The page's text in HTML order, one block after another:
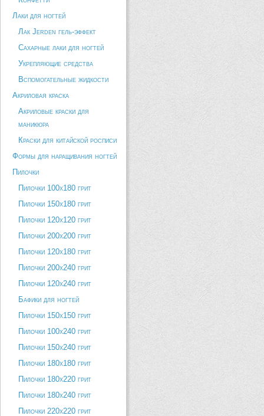
Лаки для ногтей
Лак Jerden гель-эффект
Сахарные лаки для ногтей
Укрепляющие средства
Вспомогательные жидкости
Акриловая краска
Акриловые краски для
маникюра
Краски для китайской росписи
Формы для наращивания ногтей
Пилочки
Пилочки 100х180 грит
Пилочки 150х180 грит
Пилочки 120х120 грит
Пилочки 200х200 грит
Пилочки 120х180 грит
Пилочки 200х240 грит
Пилочки 120х240 грит
Бафики для ногтей
Пилочки 150х150 грит
Пилочки 100х240 грит
Пилочки 150х240 грит
Пилочки 180х180 грит
Пилочки 180х220 грит
Пилочки 180х240 грит
Пилочки 220х220 грит